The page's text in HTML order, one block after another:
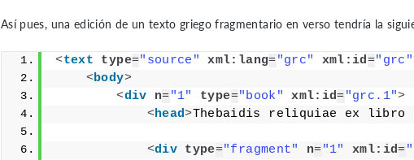
Así pues, una edición de un texto griego fragmentario en verso tendría la
<text type="source" xml:lang="grc" xml:id="grc"
<body>
<div n="1" type="book" xml:id="grc.1">
<head>Thebaidis reliquiae ex libro
<div type="fragment" n="1" xml:id=